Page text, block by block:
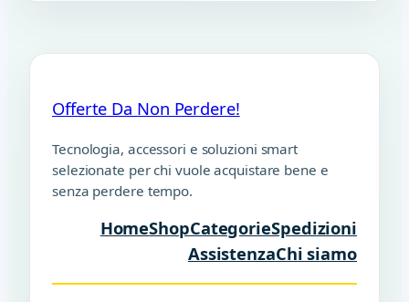
Offerte Da Non Perdere!
Tecnologia, accessori e soluzioni smart
selezionate per chi vuole acquistare bene e
senza perdere tempo.
HomeShopCategorieSpedizioni
AssistenzaChi siamo